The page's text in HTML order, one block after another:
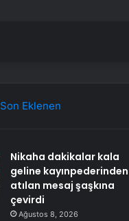
Son Eklenen
Nikaha dakikalar kala
geline kayınpederinden
atılan mesaj şaşkına
çevirdi
Ağustos 8, 2026